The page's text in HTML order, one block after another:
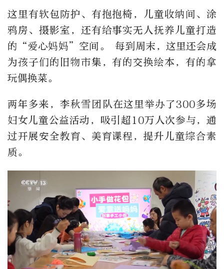
这里有软包防护、有抱抱椅，儿童收纳间、涂
鸦房、摄影室，还有给事实无人抚养儿童打造
的“爱心妈妈”空间。 每到周末，这里还会成
为孩子们的旧物市集，有的交换绘本，有的拿
玩偶换菜。
两年多来，李秋雪团队在这里举办了300多场
妇女儿童公益活动，吸引超10万人次参与，通
过开展安全教育、美育课程，提升儿童综合素
质。